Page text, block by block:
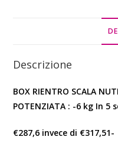
Descrizione
BOX RIENTRO SCALA
POTENZIATA : -6 kg In 5
€287,6 invece di